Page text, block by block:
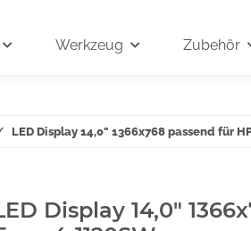
Werkzeug Zubehör
LED Display 14,0" 1366x768 passend für
Display 14,0"